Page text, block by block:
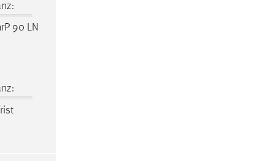
90 LN